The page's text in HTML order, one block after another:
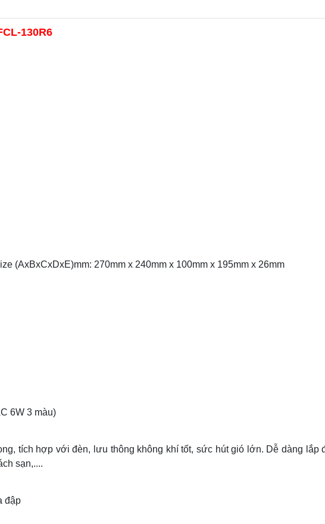
130R6
(AxBxCxDxE)mm: 270mm x 240mm x 100mm x 195mm x 26mm
6W 3 màu)
tích hợp với đèn, lưu thông không khí tốt, sức hút gió lớn. Dễ dàng lắp
sạn,....
đập